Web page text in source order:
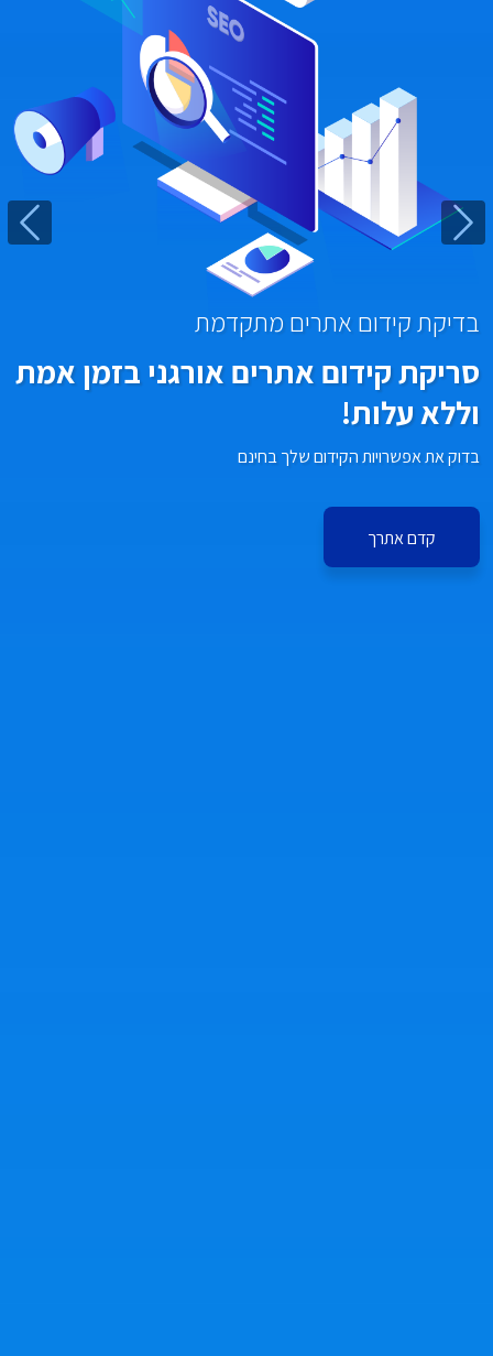
בדיקת קידום אתרים מתקדמת
סריקת קידום אתרים אורגני בזמן אמת
וללא עלות!
בדוק את אפשרויות הקידום שלך בחינם
קדם אתרך